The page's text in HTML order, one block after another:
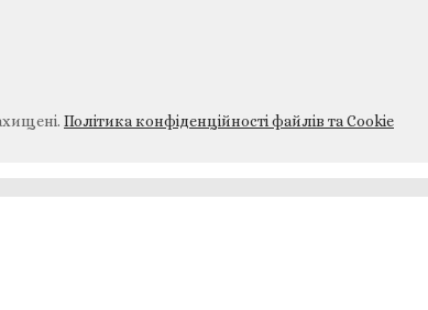
Політика конфіденційності файлів та Cookie